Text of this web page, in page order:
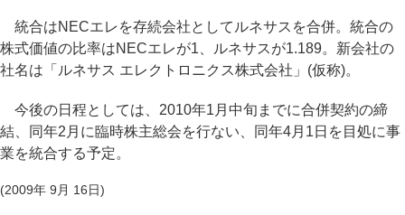
統合はNECエレを存続会社としてルネサスを合併。統合の
株式価値の比率はNECエレが1、ルネサスが1.189。新会社の
社名は「ルネサス エレクトロニクス株式会社」(仮称)。
今後の日程としては、2010年1月中旬までに合併契約の締
結、同年2月に臨時株主総会を行ない、同年4月1日を目処に事
業を統合する予定。
(2009年 9月 16日)